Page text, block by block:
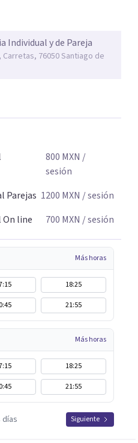
Individual y de Pareja
76050 Santiago de
800 MXN /
sesión
Parejas 1200 MXN / sesión
line
700 MXN / sesión
Más horas
18:25
21:55
Más horas
18:25
21:55
días Siguiente